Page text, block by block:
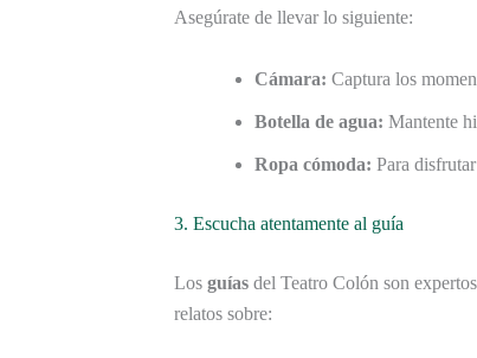
Asegúrate de llevar lo siguiente:
Cámara: Captura los
Botella de agua: Mantente
Ropa cómoda: Para
3. Escucha atentamente al guía
Los guías del Teatro Colón son
relatos sobre: